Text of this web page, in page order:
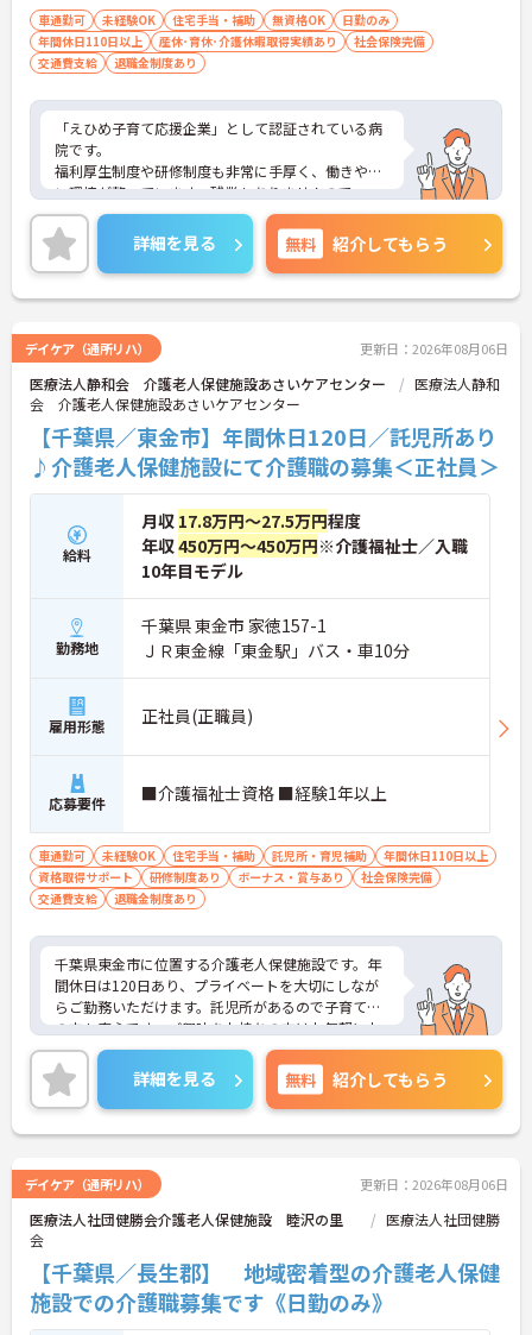
車通勤可 未経験OK 住宅手当・補助 無資格OK
日勤のみ
年間休日110日以上
産休･育休･介護休暇取得実績あり
社会保険完備
交通費支給
退職金制度あり
「えひめ子育て応援企業」として認証されている病
院です。
福利厚生制度や研修制度も非常に手厚く、働きやす
い環境が整っています。残業もありませんのでワー
クラウフバランスを重視する方にもオススメです！
気になる方はお気軽にアドバイザーまでお問い合わ
せください♪
詳細を見る 無料 紹介してもらう
デイケア（通所リハ） 更新日：2026年08月06日
医療法人静和会 介護老人保健施設あさいケアセンター
医療法人静和
会 介護老人保健施設あさいケアセンター
【千葉県／東金市】年間休日120日／託児所あり
♪介護老人保健施設にて介護職の募集＜正社員＞
給料
月収 17.8万円～27.5万円程度
年収450万円～450万円※介護福祉士／入職
10年目モデル
勤務地
千葉県 東金市 家徳157-1
ＪＲ東金線「東金駅」バス・車10分
雇用形態 正社員(正職員)
応募要件 ■介護福祉士資格 ■経験1年以上
車通勤可 未経験OK 住宅手当・補助 託児所・育児補助
年間休日110日以上
資格取得サポート
研修制度あり ボーナス・賞与あり
社会保険完備
交通費支給
退職金制度あり
千葉県東金市に位置する介護老人保健施設です。年
間休日は120日あり、プライベートを大切にしなが
らご勤務いただけます。託児所があるので子育て中
の方も安心です。ご興味をお持ちの方はお気軽にお
問い合わせください。
詳細を見る 無料 紹介してもらう
デイケア（通所リハ） 更新日：2026年08月06日
医療法人社団健勝会介護老人保健施設 睦沢の里
医療法人社団健勝
会
【千葉県／長生郡】 地域密着型の介護老人保健
施設での介護職募集です《日勤のみ》